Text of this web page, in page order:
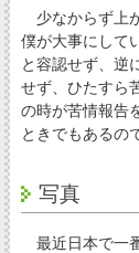
少なからず上
僕が大事にして
と容認せず、逆
せず、ひたすら
の時が苦情報告
ときでもあるの
写真
最近日本で一